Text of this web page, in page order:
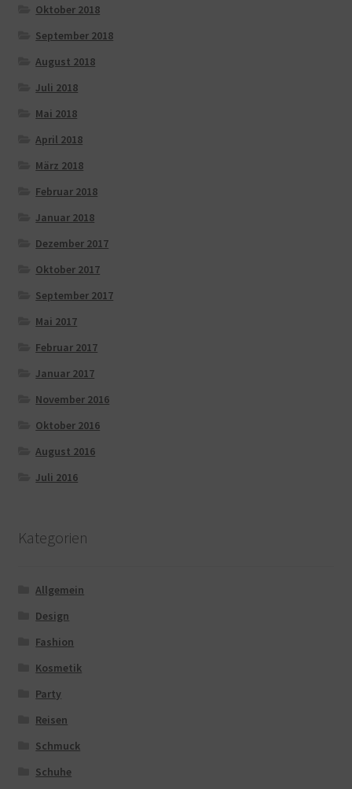
Oktober 2018
September 2018
August 2018
Juli 2018
Mai 2018
April 2018
März 2018
Februar 2018
Januar 2018
Dezember 2017
Oktober 2017
September 2017
Mai 2017
Februar 2017
Januar 2017
November 2016
Oktober 2016
August 2016
Juli 2016
Kategorien
Allgemein
Design
Fashion
Kosmetik
Party
Reisen
Schmuck
Schuhe